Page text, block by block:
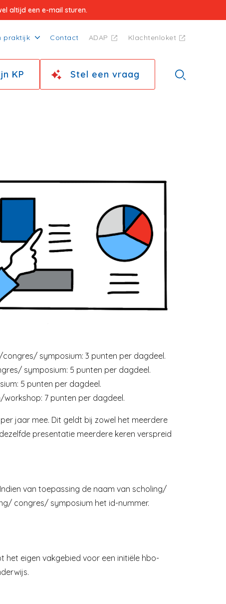
altijd een e-mail sturen.
praktijk Contact ADAP Klachtenloket
KP Stel een vraag
symposium: 3 punten per dagdeel.
symposium: 5 punten per dagdeel.
5 punten per dagdeel.
7 punten per dagdeel.
jaar mee. Dit geldt bij zowel het meerdere
presentatie meerdere keren verspreid
van toepassing de naam van scholing/
congres/ symposium het id-nummer.
eigen vakgebied voor een initiële hbo-